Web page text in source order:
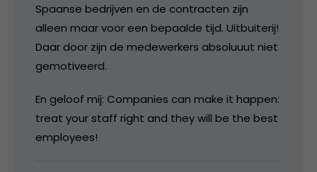
Spaanse bedrijven en de contracten zijn
alleen maar voor een bepaalde tijd. Uitbuiterij!
Daar door zijn de medewerkers absoluuut niet
gemotiveerd.
En geloof mij: Companies can make it happen:
treat your staff right and they will be the best
employees!